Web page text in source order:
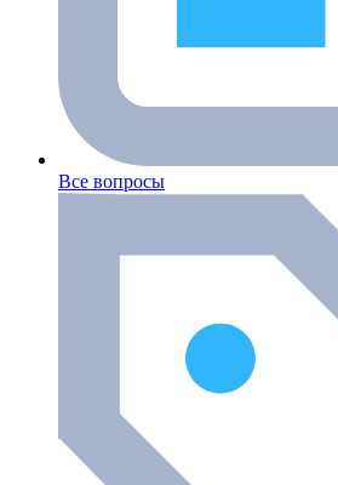
Все вопросы